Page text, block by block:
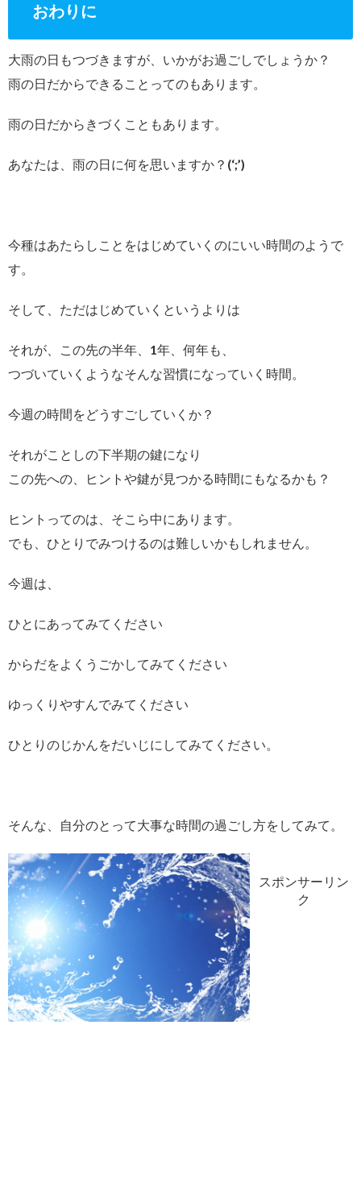
おわりに
大雨の日もつづきますが、いかがお過ごしでしょうか？
雨の日だからできることってのもあります。
雨の日だからきづくこともあります。
あなたは、雨の日に何を思いますか？(‘;’)
今種はあたらしことをはじめていくのにいい時間のようで
す。
そして、ただはじめていくというよりは
それが、この先の半年、1年、何年も、
つづいていくようなそんな習慣になっていく時間。
今週の時間をどうすごしていくか？
それがことしの下半期の鍵になり
この先への、ヒントや鍵が見つかる時間にもなるかも？
ヒントってのは、そこら中にあります。
でも、ひとりでみつけるのは難しいかもしれません。
今週は、
ひとにあってみてください
からだをよくうごかしてみてください
ゆっくりやすんでみてください
ひとりのじかんをだいじにしてみてください。
そんな、自分のとって大事な時間の過ごし方をしてみて。
スポンサーリン
ク